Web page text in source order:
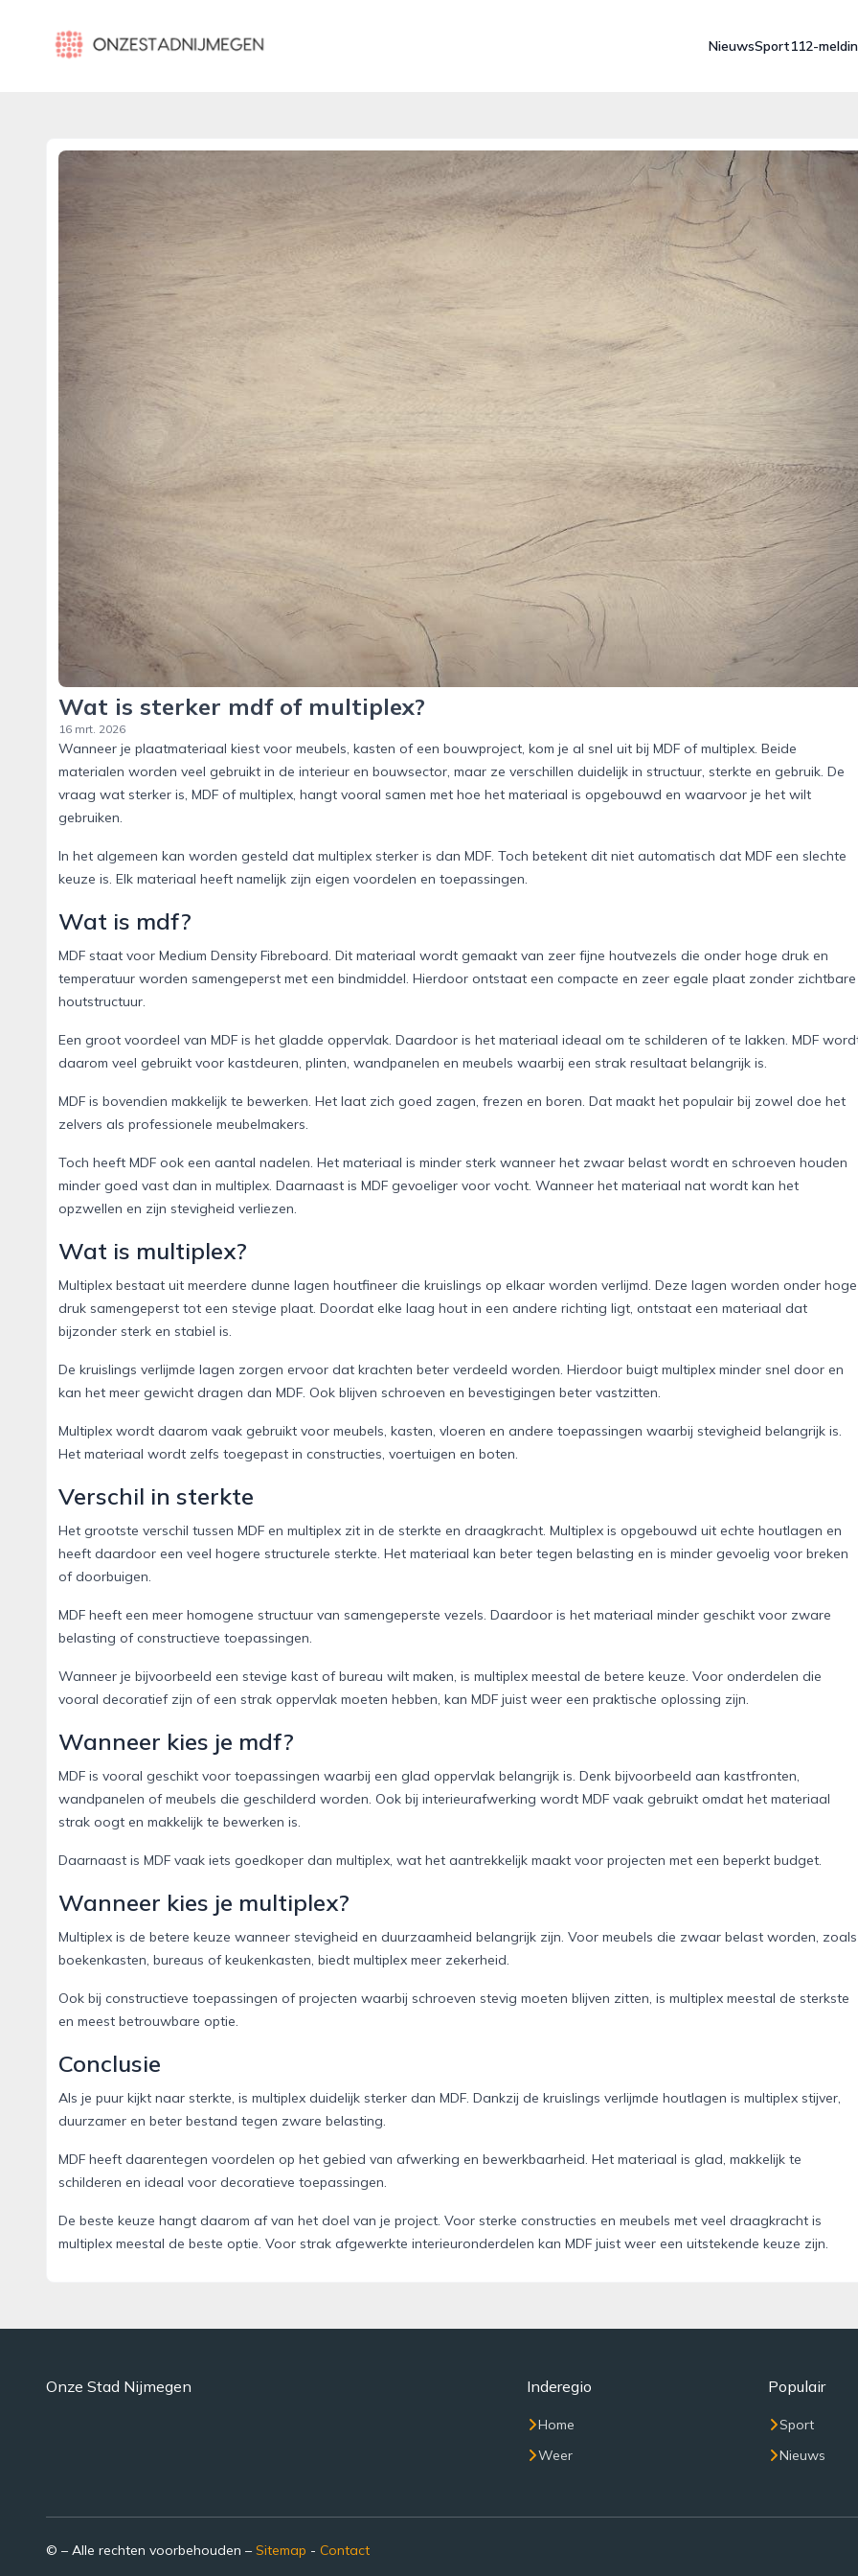
onzestadnijmegen.nl
NieuwsSport112-
Wat is sterker mdf of multiplex?
16 mrt. 2026
Wanneer je plaatmateriaal kiest voor meubels, kasten of een bouwproject, kom je al snel uit bij MDF of multiplex. Beide
materialen worden veel gebruikt in de interieur en bouwsector, maar ze verschillen duidelijk in structuur, sterkte en gebruik. De
vraag wat sterker is, MDF of multiplex, hangt vooral samen met hoe het materiaal is opgebouwd en waarvoor je het wilt
gebruiken.
In het algemeen kan worden gesteld dat multiplex sterker is dan MDF. Toch betekent dit niet automatisch dat MDF een slechte
keuze is. Elk materiaal heeft namelijk zijn eigen voordelen en toepassingen.
Wat is mdf?
MDF staat voor Medium Density Fibreboard. Dit materiaal wordt gemaakt van zeer fijne houtvezels die onder hoge druk en
temperatuur worden samengeperst met een bindmiddel. Hierdoor ontstaat een compacte en zeer egale plaat zonder zichtbare
houtstructuur.
Een groot voordeel van MDF is het gladde oppervlak. Daardoor is het materiaal ideaal om te schilderen of te lakken. MDF
daarom veel gebruikt voor kastdeuren, plinten, wandpanelen en meubels waarbij een strak resultaat belangrijk is.
MDF is bovendien makkelijk te bewerken. Het laat zich goed zagen, frezen en boren. Dat maakt het populair bij zowel doe het
zelvers als professionele meubelmakers.
Toch heeft MDF ook een aantal nadelen. Het materiaal is minder sterk wanneer het zwaar belast wordt en schroeven houden
minder goed vast dan in multiplex. Daarnaast is MDF gevoeliger voor vocht. Wanneer het materiaal nat wordt kan het
opzwellen en zijn stevigheid verliezen.
Wat is multiplex?
Multiplex bestaat uit meerdere dunne lagen houtfineer die kruislings op elkaar worden verlijmd. Deze lagen worden onder hoge
druk samengeperst tot een stevige plaat. Doordat elke laag hout in een andere richting ligt, ontstaat een materiaal dat
bijzonder sterk en stabiel is.
De kruislings verlijmde lagen zorgen ervoor dat krachten beter verdeeld worden. Hierdoor buigt multiplex minder snel door en
kan het meer gewicht dragen dan MDF. Ook blijven schroeven en bevestigingen beter vastzitten.
Multiplex wordt daarom vaak gebruikt voor meubels, kasten, vloeren en andere toepassingen waarbij stevigheid belangrijk is.
Het materiaal wordt zelfs toegepast in constructies, voertuigen en boten.
Verschil in sterkte
Het grootste verschil tussen MDF en multiplex zit in de sterkte en draagkracht. Multiplex is opgebouwd uit echte houtlagen en
heeft daardoor een veel hogere structurele sterkte. Het materiaal kan beter tegen belasting en is minder gevoelig voor breken
of doorbuigen.
MDF heeft een meer homogene structuur van samengeperste vezels. Daardoor is het materiaal minder geschikt voor zware
belasting of constructieve toepassingen.
Wanneer je bijvoorbeeld een stevige kast of bureau wilt maken, is multiplex meestal de betere keuze. Voor onderdelen die
vooral decoratief zijn of een strak oppervlak moeten hebben, kan MDF juist weer een praktische oplossing zijn.
Wanneer kies je mdf?
MDF is vooral geschikt voor toepassingen waarbij een glad oppervlak belangrijk is. Denk bijvoorbeeld aan kastfronten,
wandpanelen of meubels die geschilderd worden. Ook bij interieurafwerking wordt MDF vaak gebruikt omdat het materiaal
strak oogt en makkelijk te bewerken is.
Daarnaast is MDF vaak iets goedkoper dan multiplex, wat het aantrekkelijk maakt voor projecten met een beperkt budget.
Wanneer kies je multiplex?
Multiplex is de betere keuze wanneer stevigheid en duurzaamheid belangrijk zijn. Voor meubels die zwaar belast worden, zoals
boekenkasten, bureaus of keukenkasten, biedt multiplex meer zekerheid.
Ook bij constructieve toepassingen of projecten waarbij schroeven stevig moeten blijven zitten, is multiplex meestal de sterkste
en meest betrouwbare optie.
Conclusie
Als je puur kijkt naar sterkte, is multiplex duidelijk sterker dan MDF. Dankzij de kruislings verlijmde houtlagen is multiplex stijver,
duurzamer en beter bestand tegen zware belasting.
MDF heeft daarentegen voordelen op het gebied van afwerking en bewerkbaarheid. Het materiaal is glad, makkelijk te
schilderen en ideaal voor decoratieve toepassingen.
De beste keuze hangt daarom af van het doel van je project. Voor sterke constructies en meubels met veel draagkracht is
multiplex meestal de beste optie. Voor strak afgewerkte interieuronderdelen kan MDF juist weer een uitstekende keuze zijn.
Onze Stad Nijmegen Inderegio
Home
Weer
Populair
Sport
Nieuws
© – Alle rechten voorbehouden – Sitemap - Contact